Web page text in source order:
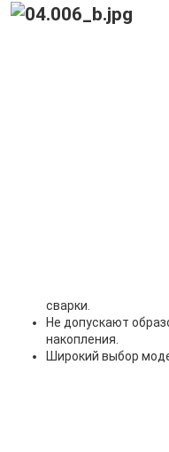
сварки.
Не допускают
накопления.
Широкий выбор